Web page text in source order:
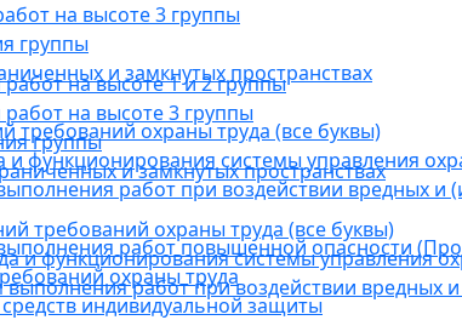
на высоте 3 группы
группы
и замкнутых пространствах
требований охраны труда (все буквы)
функционирования системы управления
работ при воздействии вредных и
работ повышенной опасности
охраны труда
индивидуальной защиты
на высоте 1 и 2 группы
на высоте 3 группы
группы
и замкнутых пространствах
требований охраны труда (все буквы)
и функционирования системы управления
работ при воздействии вредных